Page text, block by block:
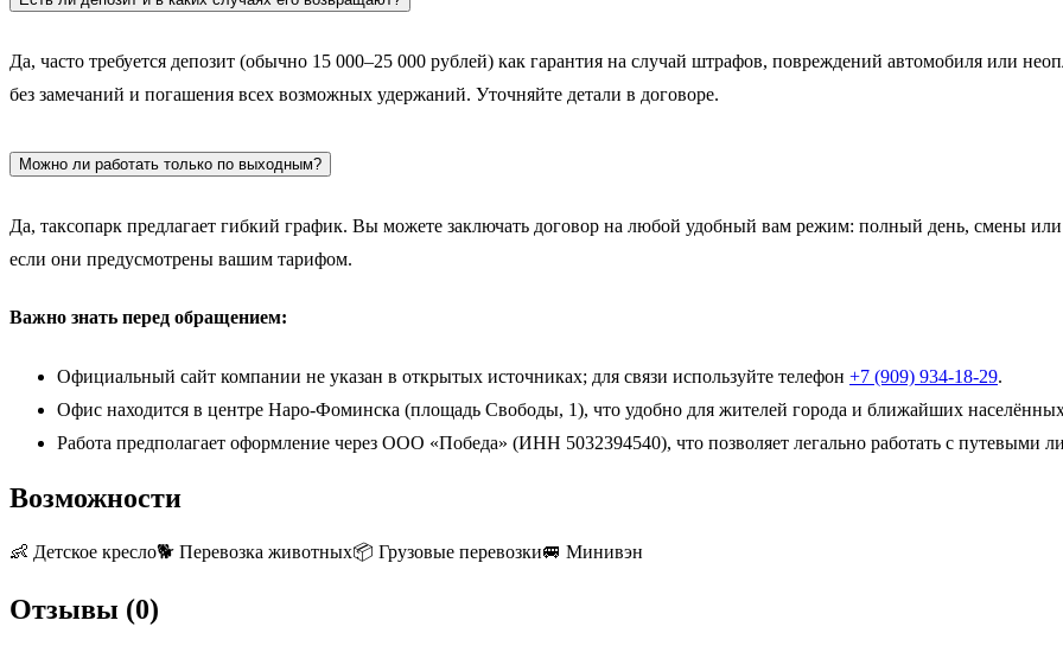
Да, часто требуется депозит (обычно 15 000–25 000 рублей) как гарантия на случай штрафов, повреждений автомобиля или
без замечаний и погашения всех возможных удержаний. Уточняйте детали в договоре.
Можно ли работать только по выходным?
Да, таксопарк предлагает гибкий график. Вы можете заключать договор на любой удобный вам режим: полный день, смены
если они предусмотрены вашим тарифом.
Важно знать перед обращением:
Официальный сайт компании не указан в открытых источниках; для связи используйте телефон +7 (909) 934-18-29.
Офис находится в центре Наро-Фоминска (площадь Свободы, 1), что удобно для жителей города и ближайших
Работа предполагает оформление через ООО «Победа» (ИНН 5032394540), что позволяет легально работать с путевыми
Возможности
👶 Детское кресло🐕 Перевозка животных📦 Грузовые перевозки🚐 Минивэн
Отзывы (0)